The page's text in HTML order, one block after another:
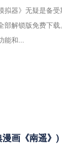
拟器》无疑是备
部解锁版免费下
能和...
画《南遥》)